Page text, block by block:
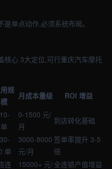
单点动作,必须系统布局。
核心 3大定位,可行重庆汽车摩托
规
模
月成本量级
ROI 增益
0-1500 元/
月
到店转化基础
单
3000-8000
元/月
签单率提升 3-5
倍
连
15000+ 元/全连锁产值增益